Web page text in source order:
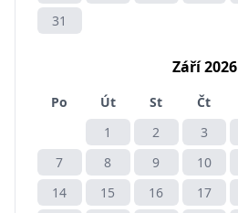
31
Září 2026
Po Út St Čt
1
2 3
7
8 9 10
14
15 16 17